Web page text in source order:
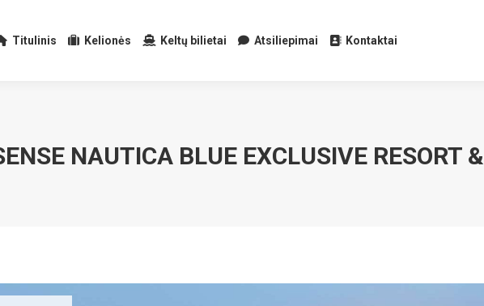
Titulinis Kelionės Keltų bilietai Atsiliepimai Kontaktai
NAUTICA BLUE EXCLUSIVE RESORT